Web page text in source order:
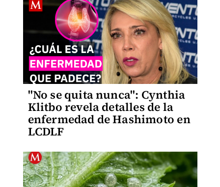
"No se quita nunca": Cynthia
Klitbo revela detalles de la
enfermedad de Hashimoto en
LCDLF